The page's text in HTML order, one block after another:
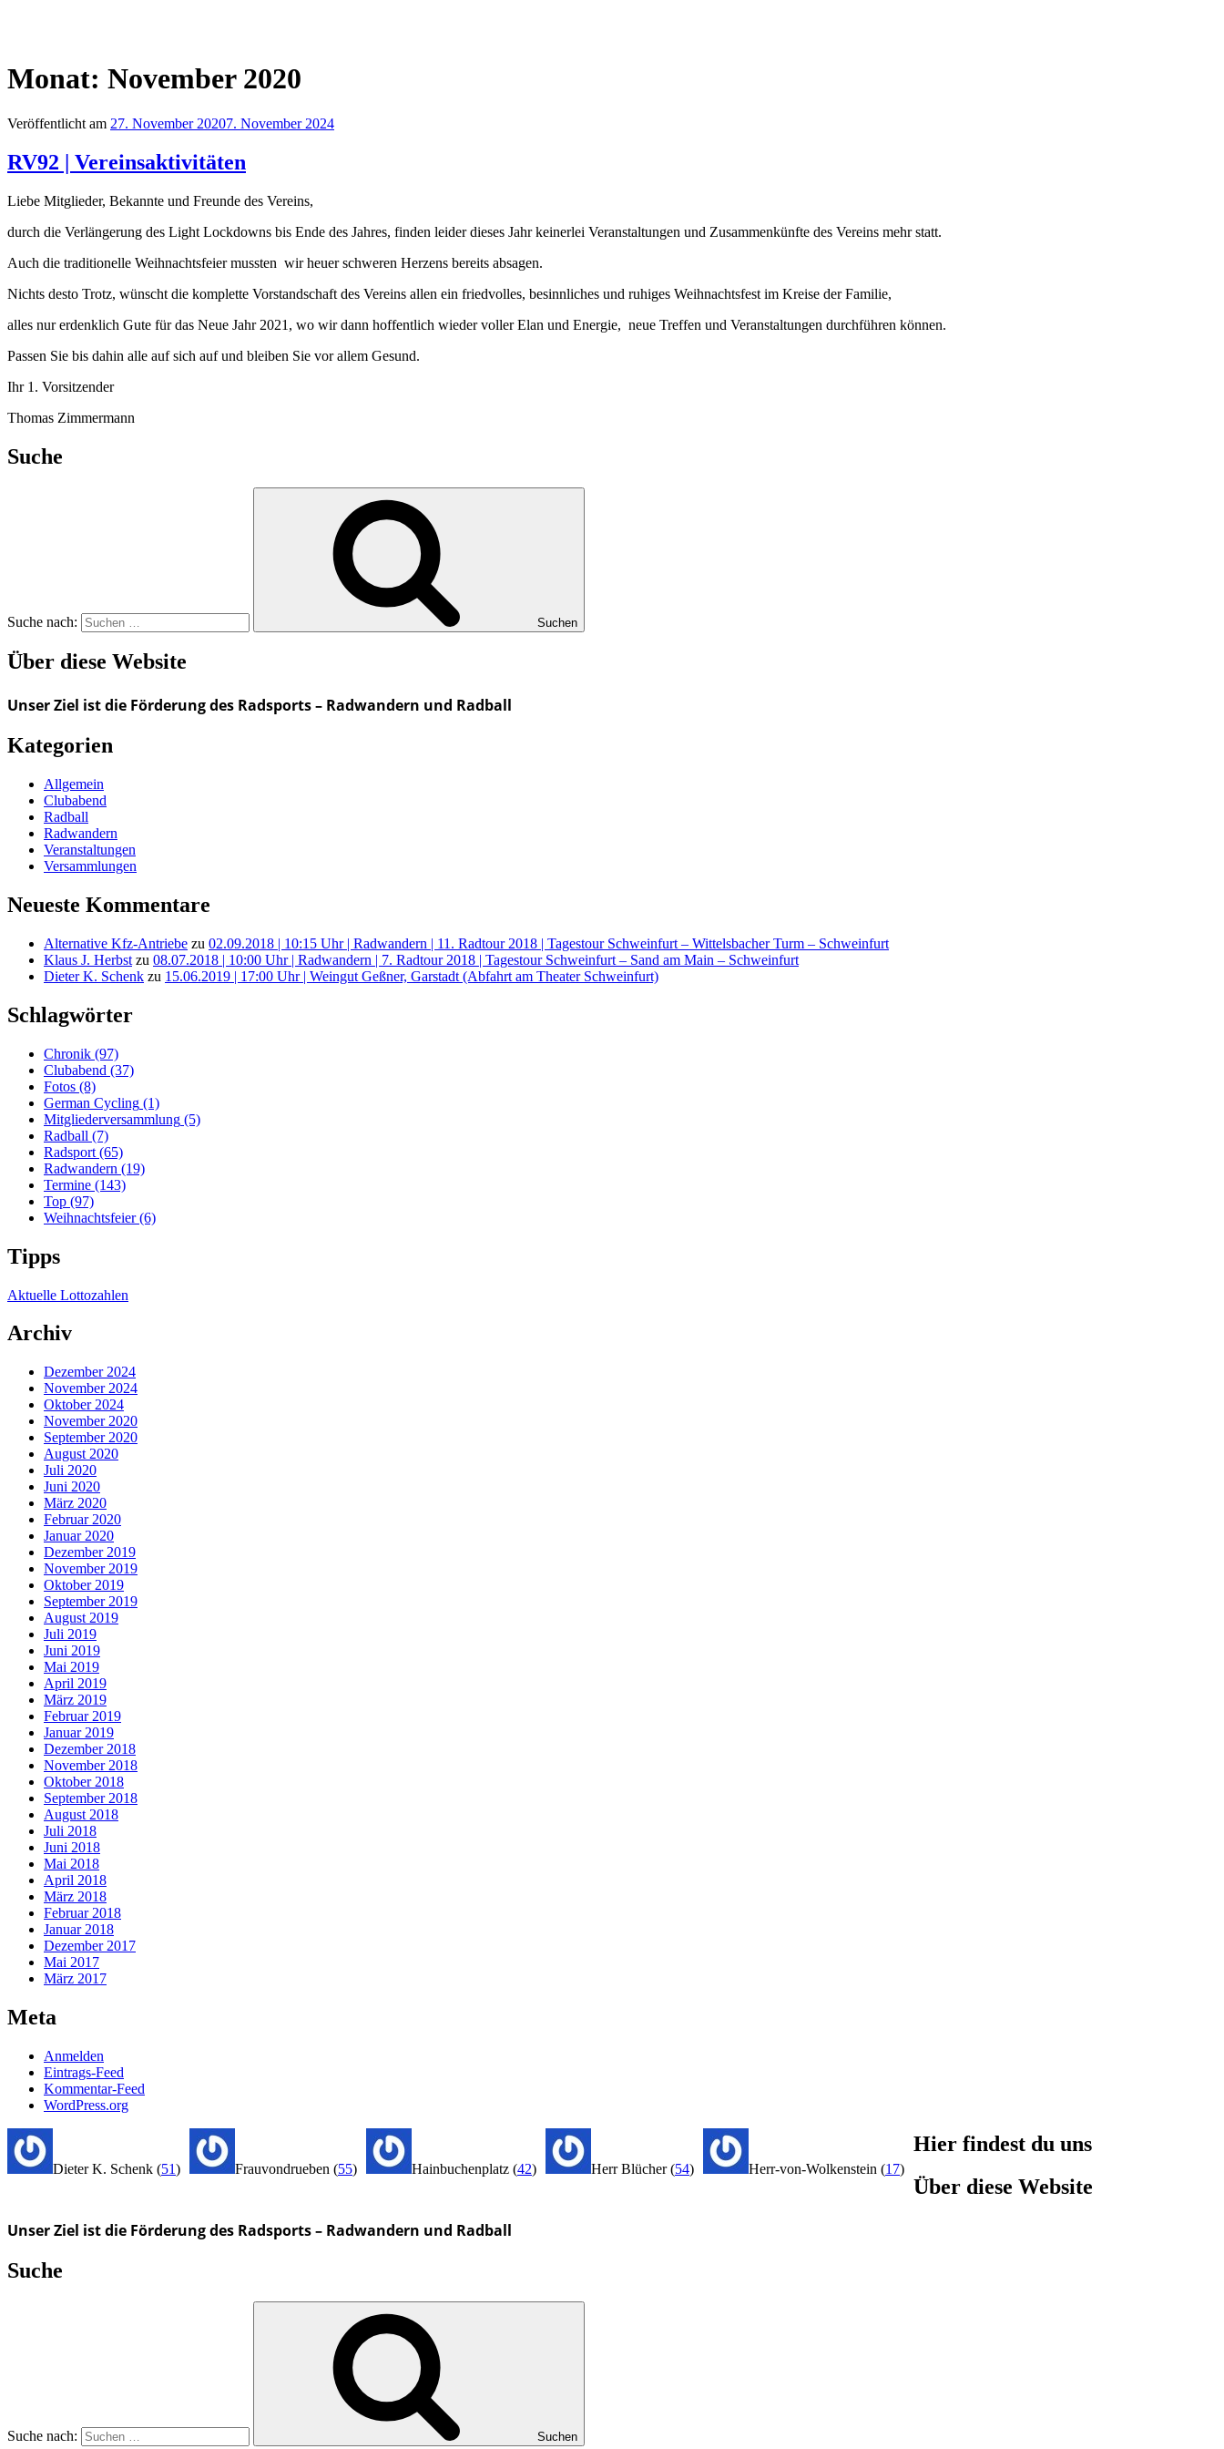
Monat: November 2020
Veröffentlicht am 27. November 20207. November 2024
RV92 | Vereinsaktivitäten
Liebe Mitglieder, Bekannte und Freunde des Vereins,
durch die Verlängerung des Light Lockdowns bis Ende des Jahres, finden leider dieses Jahr keinerlei Veranstaltungen und Zusammenkünfte des Vereins mehr statt.
Auch die traditionelle Weihnachtsfeier mussten wir heuer schweren Herzens bereits absagen.
Nichts desto Trotz, wünscht die komplette Vorstandschaft des Vereins allen ein friedvolles, besinnliches und ruhiges Weihnachtsfest im Kreise der Familie,
alles nur erdenklich Gute für das Neue Jahr 2021, wo wir dann hoffentlich wieder voller Elan und Energie, neue Treffen und Veranstaltungen durchführen können.
Passen Sie bis dahin alle auf sich auf und bleiben Sie vor allem Gesund.
Ihr 1. Vorsitzender
Thomas Zimmermann
Suche
Suche nach: Suchen
Über diese Website
Unser Ziel ist die Förderung des Radsports – Radwandern und Radball
Kategorien
Allgemein
Clubabend
Radball
Radwandern
Veranstaltungen
Versammlungen
Neueste Kommentare
Alternative Kfz-Antriebe zu 02.09.2018 | 10:15 Uhr | Radwandern | 11. Radtour 2018 | Tagestour Schweinfurt – Wittelsbacher Turm – Schweinfurt
Klaus J. Herbst zu 08.07.2018 | 10:00 Uhr | Radwandern | 7. Radtour 2018 | Tagestour Schweinfurt – Sand am Main – Schweinfurt
Dieter K. Schenk zu 15.06.2019 | 17:00 Uhr | Weingut Geßner, Garstadt (Abfahrt am Theater Schweinfurt)
Schlagwörter
Chronik (97)
Clubabend (37)
Fotos (8)
German Cycling (1)
Mitgliederversammlung (5)
Radball (7)
Radsport (65)
Radwandern (19)
Termine (143)
Top (97)
Weihnachtsfeier(6)
Tipps
Aktuelle Lottozahlen
Archiv
Dezember 2024
November 2024
Oktober 2024
November 2020
September 2020
August 2020
Juli 2020
Juni 2020
März 2020
Februar 2020
Januar 2020
Dezember 2019
November 2019
Oktober 2019
September 2019
August 2019
Juli 2019
Juni 2019
Mai 2019
April 2019
März 2019
Februar 2019
Januar 2019
Dezember 2018
November 2018
Oktober 2018
September 2018
August 2018
Juli 2018
Juni 2018
Mai 2018
April 2018
März 2018
Februar 2018
Januar 2018
Dezember 2017
Mai 2017
März 2017
Meta
Anmelden
Eintrags-Feed
Kommentar-Feed
WordPress.org
Dieter K. Schenk (51) Frauvondrueben (55) Hainbuchenplatz (42) Herr Blücher(54) Herr-von-Wolkenstein (17)
Hier findest du uns
Über diese Website
Unser Ziel ist die Förderung des Radsports – Radwandern und Radball
Suche
Suche nach: Suchen